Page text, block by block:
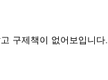
구제책이 없어보입니다.